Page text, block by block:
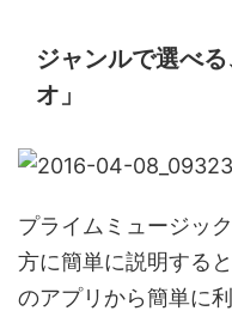
ジャンルで選べ
オ」
プライムミュージッ
方に簡単に説明する
のアプリから簡単に